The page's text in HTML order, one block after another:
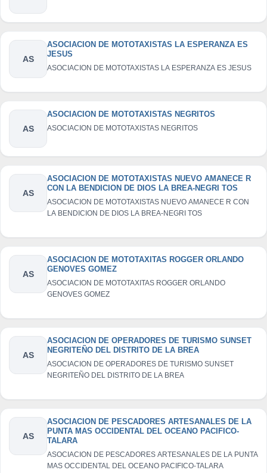
AS
ASOCIACION DE MOTOTAXISTAS LA ESPERANZA ES
JESUS
ASOCIACION DE MOTOTAXISTAS LA ESPERANZA ES JESUS
AS
ASOCIACION DE MOTOTAXISTAS NEGRITOS
ASOCIACION DE MOTOTAXISTAS NEGRITOS
AS
ASOCIACION DE MOTOTAXISTAS NUEVO AMANECE R
CON LA BENDICION DE DIOS LA BREA-NEGRI TOS
ASOCIACION DE MOTOTAXISTAS NUEVO AMANECE R CON
LA BENDICION DE DIOS LA BREA-NEGRI TOS
AS
ASOCIACION DE MOTOTAXITAS ROGGER ORLANDO
GENOVES GOMEZ
ASOCIACION DE MOTOTAXITAS ROGGER ORLANDO
GENOVES GOMEZ
AS
ASOCIACION DE OPERADORES DE TURISMO SUNSET
NEGRITEÑO DEL DISTRITO DE LA BREA
ASOCIACION DE OPERADORES DE TURISMO SUNSET
NEGRITEÑO DEL DISTRITO DE LA BREA
AS
ASOCIACION DE PESCADORES ARTESANALES DE LA
PUNTA MAS OCCIDENTAL DEL OCEANO PACIFICO-
TALARA
ASOCIACION DE PESCADORES ARTESANALES DE LA PUNTA
MAS OCCIDENTAL DEL OCEANO PACIFICO-TALARA